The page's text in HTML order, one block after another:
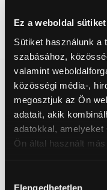
Ez a weboldal
Sütiket használunk a
szabásához,
valamint
közösségi média-,
megosztjuk az Ön
adatait, akik
adatokkal,
Ön által használt
Elengedhetetlen
vagy 170 gr-os inline
Baráti üdvözlettel:
Horti Ricsi
Keresés:
ÚJDONSÁG: